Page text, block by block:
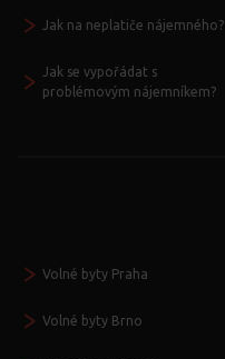
Jak na neplatiče nájemného?
Jak se vypořádat s
problémovým nájemníkem?
Volné byty Praha
Volné byty Brno